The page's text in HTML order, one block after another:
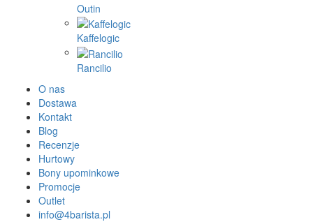
Outin
Kaffelogic
Rancilio
O nas
Dostawa
Kontakt
Blog
Recenzje
Hurtowy
Bony upominkowe
Promocje
Outlet
info@4barista.pl